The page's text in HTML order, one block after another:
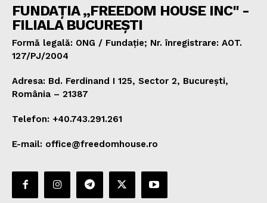
FUNDAȚIA „FREEDOM HOUSE INC" -
FILIALA BUCUREȘTI
Formă legală: ONG / Fundație; Nr. înregistrare: AOT.
127/PJ/2004
Adresa: Bd. Ferdinand I 125, Sector 2, București,
România – 21387
Telefon: +40.743.291.261
E-mail: office@freedomhouse.ro